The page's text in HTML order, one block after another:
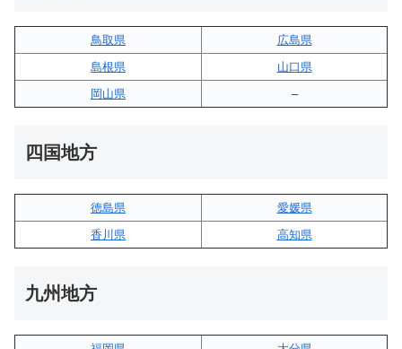
鳥取県
広島県
島根県
山口県
岡山県
–
四国地方
徳島県
愛媛県
香川県
高知県
九州地方